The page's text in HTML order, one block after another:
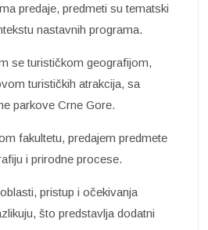
predaje, predmeti su tematski
nastavnih programa.
se turističkom geografijom,
turističkih atrakcija, sa
parkove Crne Gore.
fakultetu, predajem predmete
i prirodne procese.
pristup i očekivanja
što predstavlja dodatni